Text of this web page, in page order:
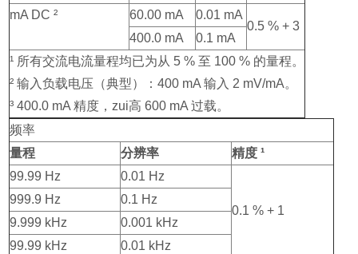
mA DC ²
60.00 mA
0.01 mA
0.5 % + 3
400.0 mA
0.1 mA
¹ 所有交流电流量程均已为从 5 % 至 100 % 的量程。
² 输入负载电压（典型）：400 mA 输入 2 mV/mA。
³ 400.0 mA 精度，zui高 600 mA 过载。
频率
量程
分辨率
精度 ¹
99.99 Hz
0.01 Hz
0.1 % + 1
999.9 Hz
0.1 Hz
9.999 kHz
0.001 kHz
99.99 kHz
0.01 kHz